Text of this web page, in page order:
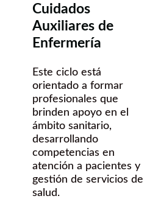
Cuidados
Auxiliares de
Enfermería
Este ciclo está
orientado a formar
profesionales que
brinden apoyo en el
ámbito sanitario,
desarrollando
competencias en
atención a pacientes y
gestión de servicios de
salud.